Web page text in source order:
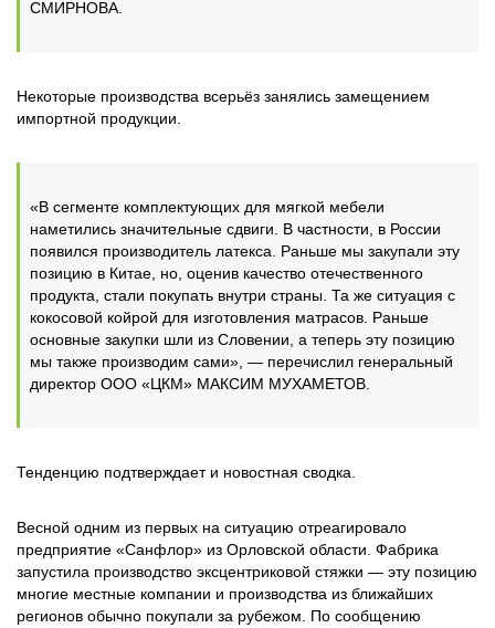
СМИРНОВА.
Некоторые производства всерьёз занялись замещением
импортной продукции.
«В сегменте комплектующих для мягкой мебели
наметились значительные сдвиги. В частности, в России
появился производитель латекса. Раньше мы закупали эту
позицию в Китае, но, оценив качество отечественного
продукта, стали покупать внутри страны. Та же ситуация с
кокосовой койрой для изготовления матрасов. Раньше
основные закупки шли из Словении, а теперь эту позицию
мы также производим сами», — перечислил генеральный
директор ООО «ЦКМ» МАКСИМ МУХАМЕТОВ.
Тенденцию подтверждает и новостная сводка.
Весной одним из первых на ситуацию отреагировало
предприятие «Санфлор» из Орловской области. Фабрика
запустила производство эксцентриковой стяжки — эту позицию
многие местные компании и производства из ближайших
регионов обычно покупали за рубежом. По сообщению